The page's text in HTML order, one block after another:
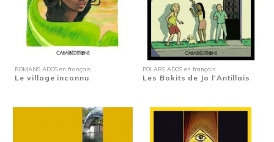
ROMANS ADOS en français
Le village inconnu
POLARS ADOS en français
Les Bokits de Jo l'Antillais